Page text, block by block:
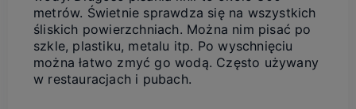
metrów. Świetnie sprawdza się na wszystkich
śliskich powierzchniach. Można nim pisać po
szkle, plastiku, metalu itp. Po wyschnięciu
można łatwo zmyć go wodą. Często używany
w restauracjach i pubach.